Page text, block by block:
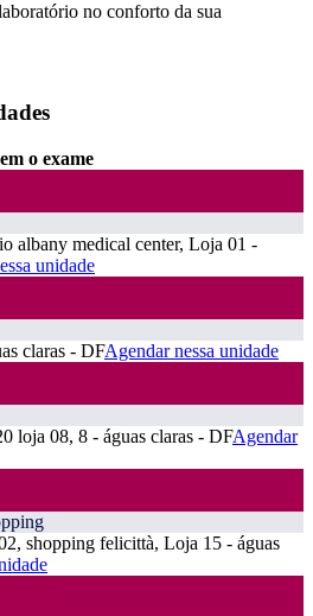
no conforto da sua
o exame
albany medical center, Loja 01 -
unidade
claras - DFAgendar nessa unidade
loja 08, 8 - águas claras - DFAgendar
shopping felicittà, Loja 15 - águas